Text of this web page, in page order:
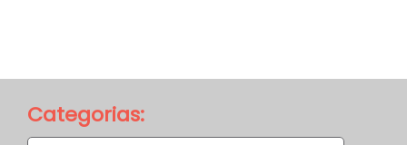
Categorias: